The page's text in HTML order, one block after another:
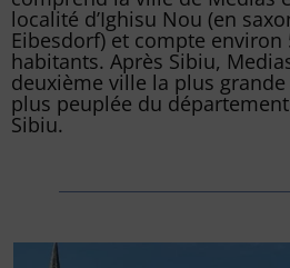
localité d’Ighisu Nou (en
Eibesdorf) et compte environ
habitants. Après Sibiu,
deuxième ville la plus grande
plus peuplée du
Sibiu.